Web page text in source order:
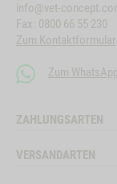
info@vet-
Fax: 0800 66 55 230
Zum Kontaktformular
Zum
ZAHLUNGSARTEN
VERSANDARTEN